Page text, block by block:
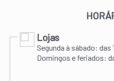
Lojas
Segunda à sábado: das
Domingos e feriados: